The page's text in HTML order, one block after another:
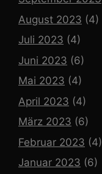
August 2023 (4)
Juli 2023 (4)
Juni 2023 (6)
Mai 2023 (4)
April 2023 (4)
März 2023 (6)
Februar 2023 (4)
Januar 2023 (6)